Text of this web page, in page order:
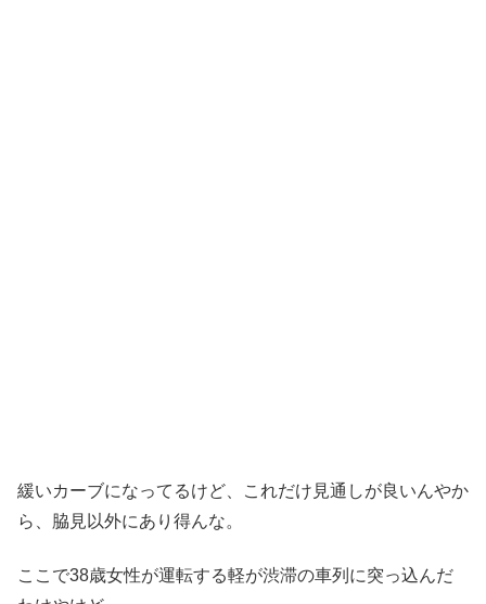
緩いカーブになってるけど、これだけ見通しが良いんやか
ら、脇見以外にあり得んな。
ここで38歳女性が運転する軽が渋滞の車列に突っ込んだ